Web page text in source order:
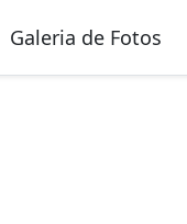
Galeria de Fotos